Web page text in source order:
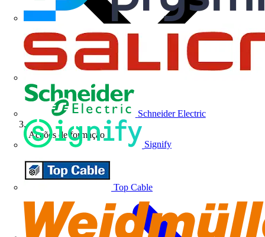
Schneider Electric
Signify
Top Cable
Acções de formação